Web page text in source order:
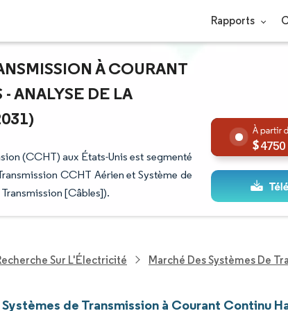
Rapports
À COURANT
ANALYSE DE LA
(CCHT) aux États-Unis est segmenté
CCHT Aérien et Système de
[Câbles]).
4750
Sur L'Électricité Marché Des Systèmes De
de Transmission à Courant Continu